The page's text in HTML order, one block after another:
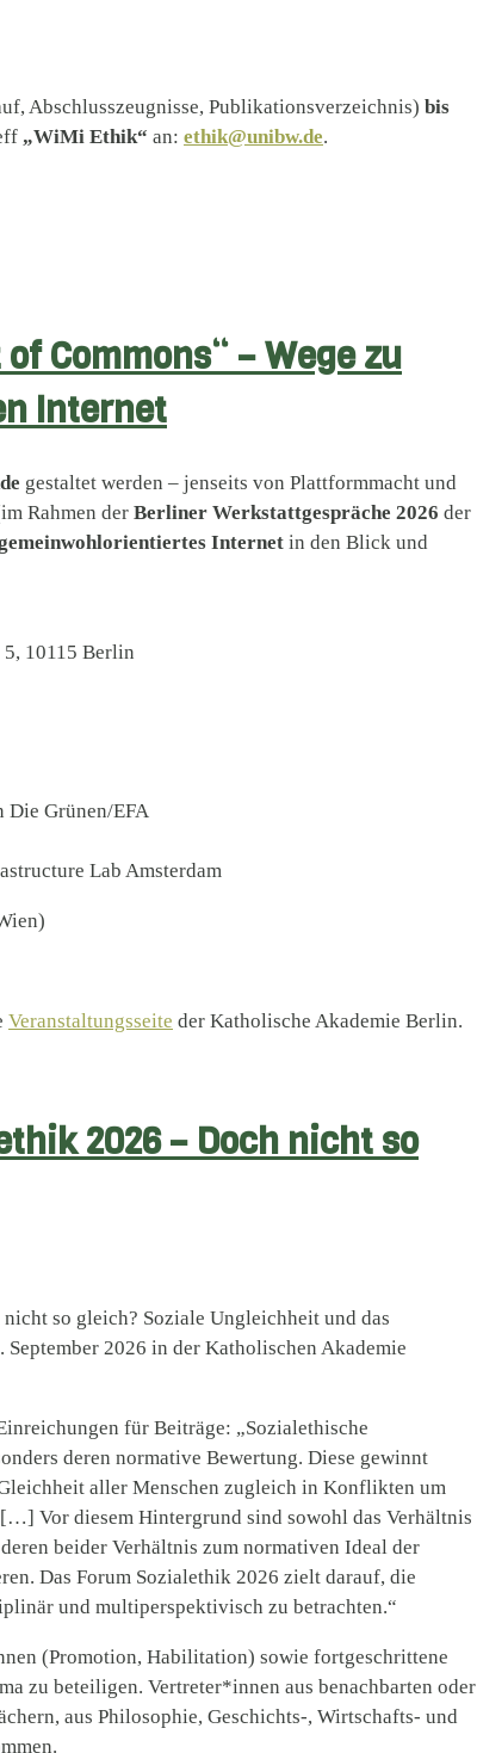
Abschlusszeugnisse, Publikationsverzeichnis) bis
„WiMi Ethik“ an: ethik@unibw.de.
Commons“ – Wege zu
Internet
gestaltet werden – jenseits von Plattformmacht und
Rahmen der Berliner Werkstattgespräche 2026 der
Internet in den Blick und
10115 Berlin
Die Grünen/EFA
Lab Amsterdam
Veranstaltungsseite der Katholische Akademie Berlin.
2026 – Doch nicht so
so gleich? Soziale Ungleichheit und das
2026 in der Katholischen Akademie
für Beiträge: „Sozialethische
deren normative Bewertung. Diese gewinnt
aller Menschen zugleich in Konflikten um
Vor diesem Hintergrund sind sowohl das Verhältnis
beider Verhältnis zum normativen Ideal der
Das Forum Sozialethik 2026 zielt darauf, die
und multiperspektivisch zu betrachten.“
(Promotion, Habilitation) sowie fortgeschrittene
zu beteiligen. Vertreter*innen aus benachbarten oder
aus Philosophie, Geschichts-, Wirtschafts- und